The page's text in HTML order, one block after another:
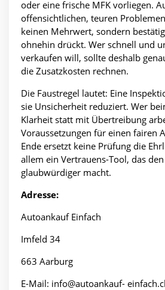
oder eine frische MFK vorliegen.
offensichtlichen, teuren
keinen Mehrwert, sondern
ohnehin drückt. Wer schnell und
verkaufen will, sollte deshalb
die Zusatzkosten rechnen.
Die Faustregel lautet: Eine
sie Unsicherheit reduziert. Wer
Klarheit statt mit Übertreibung
Voraussetzungen für einen fairen
Ende ersetzt keine Prüfung die
allem ein Vertrauens-Tool, das
glaubwürdiger macht.
Adresse:
Autoankauf Einfach
Imfeld 34
663 Aarburg
E-Mail: info@autoankauf-